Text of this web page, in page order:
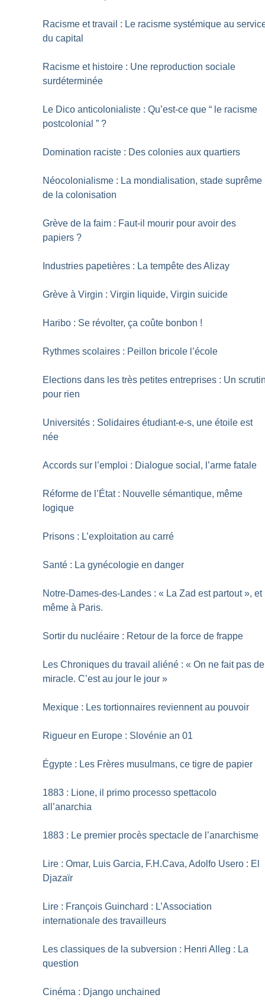
Racisme et travail : Le racisme systémique au
du capital
Racisme et histoire : Une reproduction sociale
surdéterminée
Le Dico anticolonialiste : Qu’est-ce que “ le racisme
postcolonial ” ?
Domination raciste : Des colonies aux quartiers
Néocolonialisme : La mondialisation, stade suprême
de la colonisation
Grève de la faim : Faut-il mourir pour avoir des
papiers ?
Industries papetières : La tempête des Alizay
Grève à Virgin : Virgin liquide, Virgin suicide
Haribo : Se révolter, ça coûte bonbon !
Rythmes scolaires : Peillon bricole l’école
Elections dans les très petites entreprises : Un
pour rien
Universités : Solidaires étudiant-e-s, une étoile est
née
Accords sur l’emploi : Dialogue social, l’arme fatale
Réforme de l’État : Nouvelle sémantique, même
logique
Prisons : L’exploitation au carré
Santé : La gynécologie en danger
Notre-Dames-des-Landes : « La Zad est partout », et
même à Paris.
Sortir du nucléaire : Retour de la force de frappe
Les Chroniques du travail aliéné : « On ne fait pas de
miracle. C’est au jour le jour »
Mexique : Les tortionnaires reviennent au pouvoir
Rigueur en Europe : Slovénie an 01
Égypte : Les Frères musulmans, ce tigre de papier
1883 : Lione, il primo processo spettacolo
all’anarchia
1883 : Le premier procès spectacle de l’anarchisme
Lire : Omar, Luis Garcia, F.H.Cava, Adolfo Usero : El
Djazaïr
Lire : François Guinchard : L’Association
internationale des travailleurs
Les classiques de la subversion : Henri Alleg : La
question
Cinéma : Django unchained